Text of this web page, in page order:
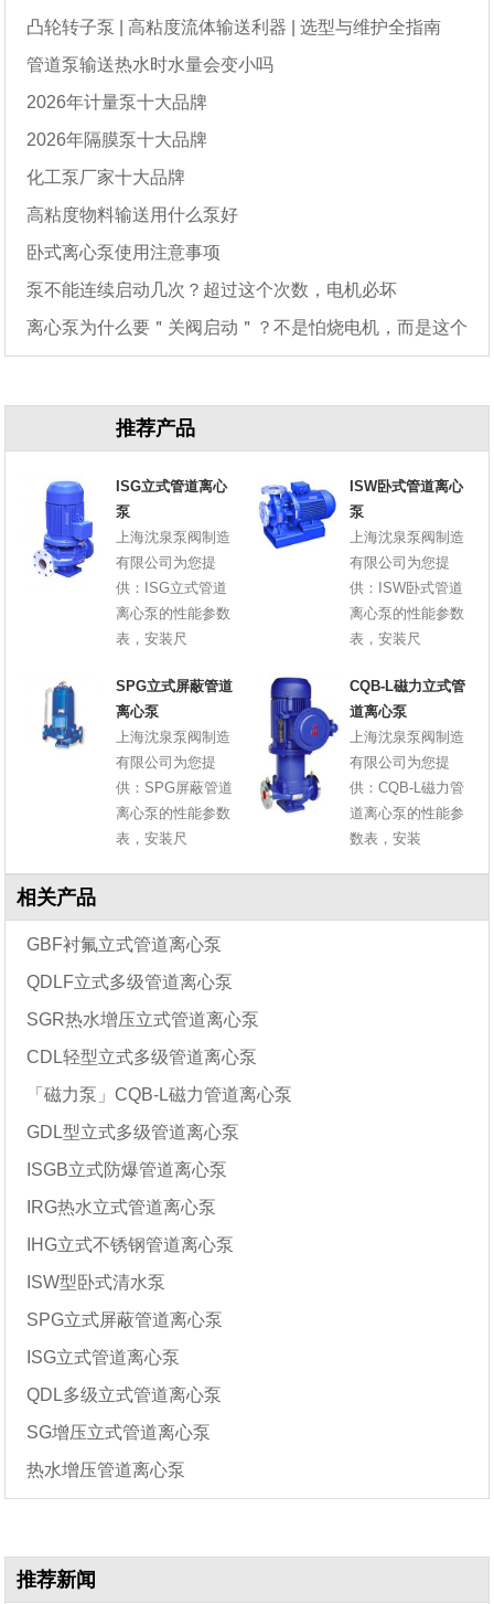
凸轮转子泵 | 高粘度流体输送利器 | 选型与维护全指南
管道泵输送热水时水量会变小吗
2026年计量泵十大品牌
2026年隔膜泵十大品牌
化工泵厂家十大品牌
高粘度物料输送用什么泵好
卧式离心泵使用注意事项
泵不能连续启动几次？超过这个次数，电机必坏
离心泵为什么要＂关阀启动＂？不是怕烧电机，而是这个
推荐产品
ISG立式管道离心
泵
上海沈泉泵阀制造
有限公司为您提
供：ISG立式管道
离心泵的性能参数
表，安装尺
ISW卧式管道离心
泵
上海沈泉泵阀制造
有限公司为您提
供：ISW卧式管道
离心泵的性能参数
表，安装尺
SPG立式屏蔽管道
离心泵
上海沈泉泵阀制造
有限公司为您提
供：SPG屏蔽管道
离心泵的性能参数
表，安装尺
CQB-L磁力立式管
道离心泵
上海沈泉泵阀制造
有限公司为您提
供：CQB-L磁力管
道离心泵的性能参
数表，安装
相关产品
GBF衬氟立式管道离心泵
QDLF立式多级管道离心泵
SGR热水增压立式管道离心泵
CDL轻型立式多级管道离心泵
「磁力泵」CQB-L磁力管道离心泵
GDL型立式多级管道离心泵
ISGB立式防爆管道离心泵
IRG热水立式管道离心泵
IHG立式不锈钢管道离心泵
ISW型卧式清水泵
SPG立式屏蔽管道离心泵
ISG立式管道离心泵
QDL多级立式管道离心泵
SG增压立式管道离心泵
热水增压管道离心泵
推荐新闻